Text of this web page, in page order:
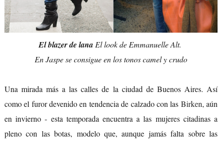
El blazer de lanaEl look de Emmanuelle Alt.
En Jaspe se consigue en los tonos camel y crudo
Una mirada más a las calles de la ciudad de Buenos Aires. Así
como el furor devenido en tendencia de calzado con las Birken, aún
en invierno - esta temporada encuentra a las mujeres citadinas a
pleno con las botas, modelo que, aunque jamás falta sobre las